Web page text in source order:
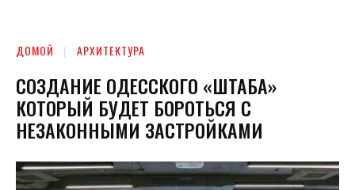
ДОМОЙ АРХИТЕКТУРА
СОЗДАНИЕ ОДЕССКОГО «ШТАБА»
КОТОРЫЙ БУДЕТ БОРОТЬСЯ С
НЕЗАКОННЫМИ ЗАСТРОЙКАМИ